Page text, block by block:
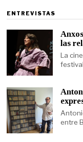
ENTREVISTAS
las
La
entre